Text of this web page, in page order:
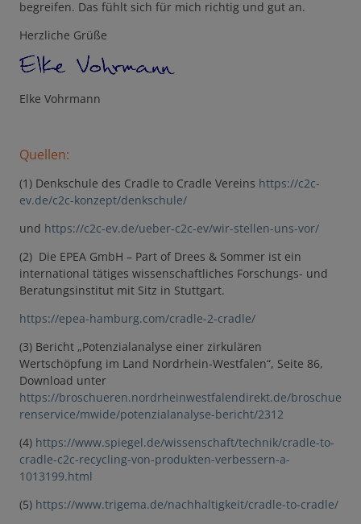
begreifen. Das fühlt sich für mich richtig und gut an.
Herzliche Grüße
Elke Vohrmann
Quellen:
(1) Denkschule des Cradle to Cradle Vereins https://c2c-
ev.de/c2c-konzept/denkschule/
und https://c2c-ev.de/ueber-c2c-ev/wir-stellen-uns-vor/
(2) Die EPEA GmbH – Part of Drees & Sommer ist ein
international tätiges wissenschaftliches Forschungs- und
Beratungsinstitut mit Sitz in Stuttgart.
https://epea-hamburg.com/cradle-2-cradle/
(3) Bericht „Potenzialanalyse einer zirkulären
Wertschöpfung im Land Nordrhein-Westfalen“, Seite 86,
Download unter
https://broschueren.nordrheinwestfalendirekt.de/broschue
renservice/mwide/potenzialanalyse-bericht/2312
(4) https://www.spiegel.de/wissenschaft/technik/cradle-to-
cradle-c2c-recycling-von-produkten-verbessern-a-
1013199.html
(5) https://www.trigema.de/nachhaltigkeit/cradle-to-cradle/